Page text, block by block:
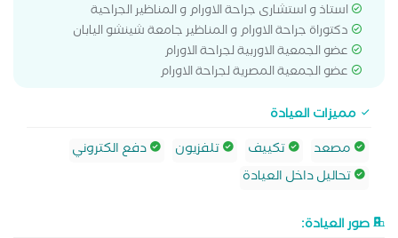
استاذ و استشارى جراحة الاورام و المناظير الجراحية
دكتوراة جراحة الاورام و المناظير جامعة شينشو اليابان
عضو الجمعية الاوربية لجراحة الاورام
عضو الجمعية المصرية لجراحة الاورام
مميزات العيادة
مصعد
تكييف تلفزيون
دفع الكتروني
تحاليل داخل العيادة
صور العيادة: